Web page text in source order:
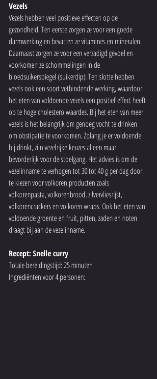
Vezels
Vezels hebben veel positieve effecten op de
gezondheid. Ten eerste zorgen ze voor een goede
darmwerking en bevatten ze vitamines en mineralen.
Daarnaast zorgen ze voor een verzadigd gevoel en
voorkomen ze schommelingen in de
bloedsuikerspiegel (suikerdip). Ten slotte hebben
vezels ook een soort vetbindende werking, waardoor
het eten van voldoende vezels een positief effect heeft
op te hoge cholesterolwaardes. Bij het eten van meer
vezels is het belangrijk om genoeg vocht te drinken
om obstipatie te voorkomen. Zolang je er voldoende
bij drinkt, zijn vezelrijke keuzes alleen maar
bevorderlijk voor de stoelgang. Het advies is om de
vezelinname te verhogen tot 30 tot 40 g per dag door
te kiezen voor volkoren producten zoals
volkorenpasta, volkorenbrood, zilvervliesrijst,
volkorencrackers en volkoren wraps. Ook het eten van
voldoende groente en fruit, pitten, zaden en noten
draagt bij aan de vezelinname.
Recept: Snelle curry
Totale bereidingstijd: 25 minuten
Ingrediënten voor 4 personen: